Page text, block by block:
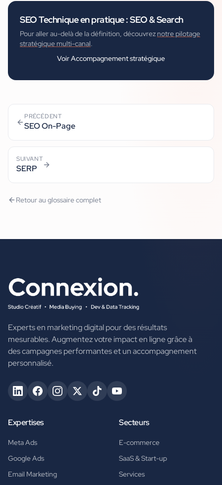
SEO Techniqueen pratique :SEO & Search
Pour aller au-delà de la définition, découvrez notre pilotage
stratégique multi-canal.
VoirAccompagnement stratégique
PRÉCÉDENT
SEO On-Page
SUIVANT
SERP
Retour au glossaire complet
Experts en marketing digital pour des résultats
mesurables. Augmentez votre impact en ligne grâce à
des campagnes performantes et un accompagnement
personnalisé.
Expertises
Meta Ads
Google Ads
Email Marketing
Secteurs
E-commerce
SaaS & Start-up
Services